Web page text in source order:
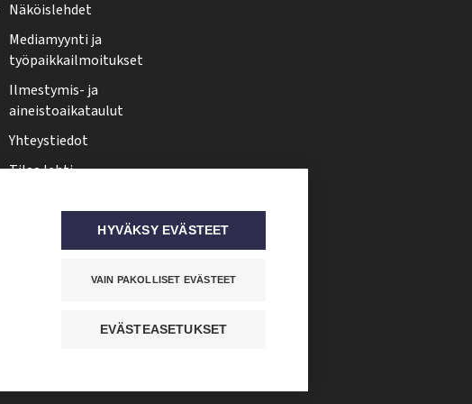
Näköislehdet
Mediamyynti ja
työpaikkailmoitukset
Ilmestymis- ja
aineistoaikataulut
Yhteystiedot
Tilaa lehti
Tehy-lehti somessaHYVÄKSY EVÄSTEET
VAIN PAKOLLISET EVÄSTEET
EVÄSTEASETUKSET